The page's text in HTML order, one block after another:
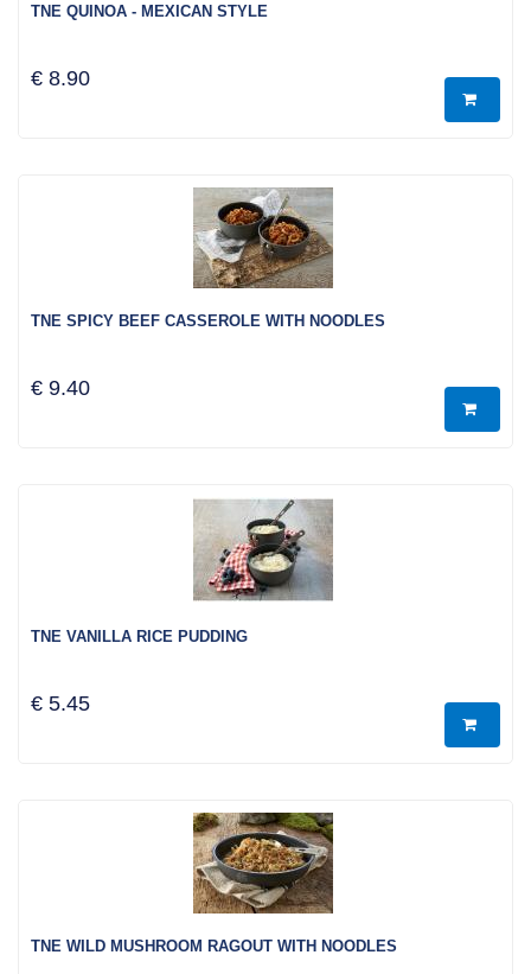
TNE QUINOA - MEXICAN STYLE
€ 8.90
TNE SPICY BEEF CASSEROLE WITH NOODLES
€ 9.40
TNE VANILLA RICE PUDDING
€ 5.45
TNE WILD MUSHROOM RAGOUT WITH NOODLES